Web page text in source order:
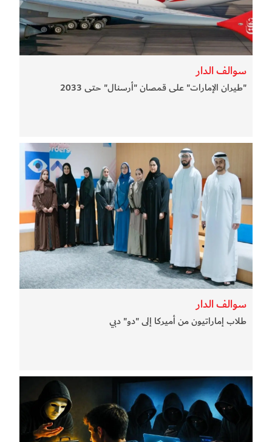
سوالف الدار
"طيران الإمارات" على قمصان "أرسنال" حتى 2033
سوالف الدار
طلاب إماراتيون من أميركا إلى "دو" دبي